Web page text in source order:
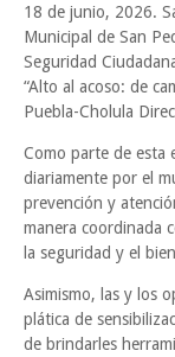
18 de junio, 2026.
Municipal de San
Seguridad
“Alto al acoso: de
Puebla-Cholula
Como parte de esta
diariamente por el
prevención y
manera coordinada
la seguridad y el
Asimismo, las y los
plática de
de brindarles